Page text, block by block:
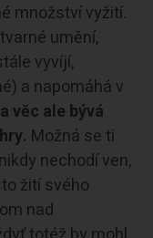
množství vyžití.
umění,
vyvíjí,
a napomáhá v
věc ale bývá
Možná se ti
nechodí ven,
žití svého
nad